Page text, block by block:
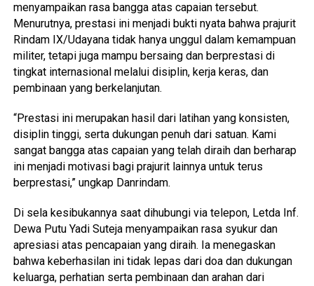
menyampaikan rasa bangga atas capaian tersebut.
Menurutnya, prestasi ini menjadi bukti nyata bahwa prajurit
Rindam IX/Udayana tidak hanya unggul dalam kemampuan
militer, tetapi juga mampu bersaing dan berprestasi di
tingkat internasional melalui disiplin, kerja keras, dan
pembinaan yang berkelanjutan.
“Prestasi ini merupakan hasil dari latihan yang konsisten,
disiplin tinggi, serta dukungan penuh dari satuan. Kami
sangat bangga atas capaian yang telah diraih dan berharap
ini menjadi motivasi bagi prajurit lainnya untuk terus
berprestasi,” ungkap Danrindam.
Di sela kesibukannya saat dihubungi via telepon, Letda Inf.
Dewa Putu Yadi Suteja menyampaikan rasa syukur dan
apresiasi atas pencapaian yang diraih. Ia menegaskan
bahwa keberhasilan ini tidak lepas dari doa dan dukungan
keluarga, perhatian serta pembinaan dan arahan dari